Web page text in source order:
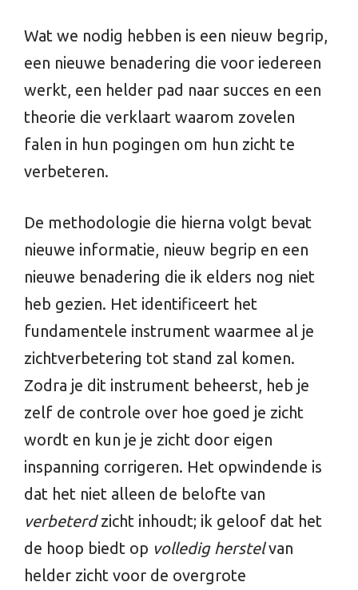
Wat we nodig hebben is een nieuw begrip,
een nieuwe benadering die voor iedereen
werkt, een helder pad naar succes en een
theorie die verklaart waarom zovelen
falen in hun pogingen om hun zicht te
verbeteren.
De methodologie die hierna volgt bevat
nieuwe informatie, nieuw begrip en een
nieuwe benadering die ik elders nog niet
heb gezien. Het identificeert het
fundamentele instrument waarmee al je
zichtverbetering tot stand zal komen.
Zodra je dit instrument beheerst, heb je
zelf de controle over hoe goed je zicht
wordt en kun je je zicht door eigen
inspanning corrigeren. Het opwindende is
dat het niet alleen de belofte van
verbeterdzicht inhoudt; ik geloof dat het
de hoop biedt op volledig herstelvan
helder zicht voor de overgrote